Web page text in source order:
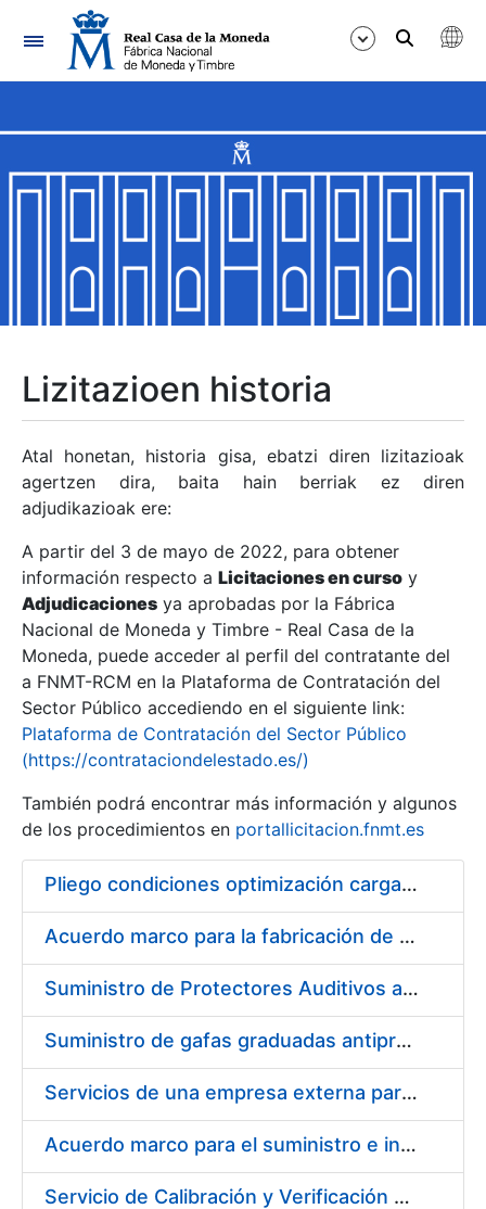
Nabigazioa
Erakutsi/Ezkutatu
Erakutsi/Ezkutatu
Erakutsi/Ezkutatu
Erakutsi/Ezkutatu
Erakutsi/Ezkutatu
Erakutsi/Ezkutatu
Erakutsi/Ezkutatu
Erakutsi/Ezkutatu
Lizitazioen historia
Atal honetan, historia gisa, ebatzi diren lizitazioak
agertzen dira, baita hain berriak ez diren
adjudikazioak ere:
A partir del 3 de mayo de 2022, para obtener
información respecto a Licitaciones en curso y
Adjudicaciones ya aprobadas por la Fábrica
Nacional de Moneda y Timbre - Real Casa de la
Moneda, puede acceder al perfil del contratante del
a FNMT-RCM en la Plataforma de Contratación del
Sector Público accediendo en el siguiente link:
Plataforma de Contratación del Sector Público
(https://contrataciondelestado.es/)
También podrá encontrar más información y algunos
de los procedimientos en portallicitacion.fnmt.es
Pliego condiciones optimización cargas compras firmado
Acuerdo marco para la fabricación de piezas
Suministro de Protectores Auditivos a medida para las personas trabajadoras de los Centros de Trabajo de Madrid y Burgos
Suministro de gafas graduadas antiproyecciones para los trabajadores de la FNMT-RCM en los centros de trabajo de Madrid y Burgos
Servicios de una empresa externa para el asesoramiento y resolución de los recursos de alzada que se presentan relacionados con procesos de selección para la FNMT-RCM
Acuerdo marco para el suministro e instalación de persianas, estores y otros complementos
Servicio de Calibración y Verificación Externa de los Equipos de Medición del Servicio de Prevención de la FNMT-RCM